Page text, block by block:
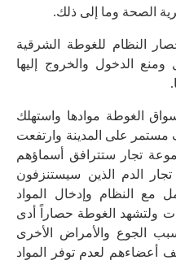
الصحة وما إلى ذلك.
عام 2013 بدأ حصار النظام للغوطة الشرقية
الدخول والخروج إليها
الغوطة موادها واستهلك
مستمر على المدينة وارتفعت
تجار ستترافق أسماؤهم
الدم الذين سيستنزفون
مع النظام وإدخال المواد
ولتشهد الغوطة حصاراً أدى
الجوع والأمراض الأخرى
أعضاءهم لعدم توفر المواد